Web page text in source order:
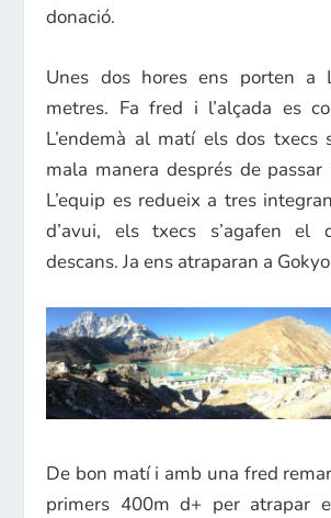
donació.
Unes dos hores ens porten a
metres. Fa fred i l’alçada es
L’endemà al matí els dos txecs
mala manera després de
L’equip es redueix a tres
d’avui, els txecs s’agafen el
descans. Ja ens atraparan a
De bon matí i amb una fred
primers 400m d+ per atrapar